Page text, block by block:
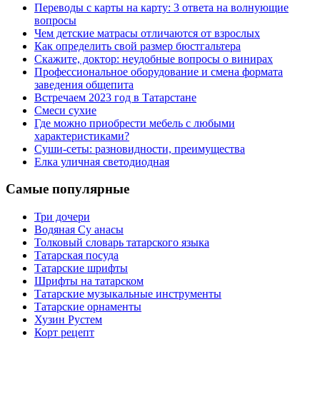
Переводы с карты на карту: 3 ответа на волнующие
вопросы
Чем детские матрасы отличаются от взрослых
Как определить свой размер бюстгальтера
Скажите, доктор: неудобные вопросы о винирах
Профессиональное оборудование и смена формата
заведения общепита
Встречаем 2023 год в Татарстане
Смеси сухие
Где можно приобрести мебель с любыми
характеристиками?
Суши-сеты: разновидности, преимущества
Елка уличная светодиодная
Самые популярные
Три дочери
Водяная Су анасы
Толковый словарь татарского языка
Татарская посуда
Татарские шрифты
Шрифты на татарском
Татарские музыкальные инструменты
Татарские орнаменты
Хузин Рустем
Корт рецепт